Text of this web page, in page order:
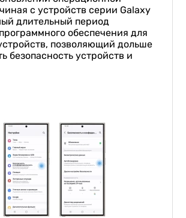
с устройств серии Galaxy
длительный период
обеспечения для
позволяющий дольше
безопасность устройств и